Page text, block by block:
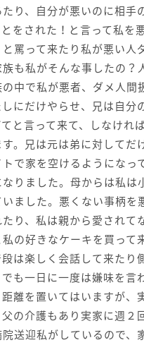
り、自分が悪いのに相手
をされた！と言って私を
罵って来たり私が悪い人
も私がそんな事したの？
中で私が悪者、ダメ人間
にだけやらせ、兄は自分
と言って来て、しなけれ
。兄は元は弟に対してだ
で家を空けるようになっ
りました。母からは私は
ました。悪くない事柄を
り、私は親から愛されて
の好きなケーキを買って
は楽しく会話して来たり
も一日に一度は嫌味を言
離を置いてはいますが、
の介護もあり実家に週２
送迎私がしているので、